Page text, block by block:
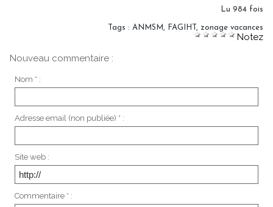
Lu 984 fois
Tags : ANMSM FAGIHT zonage vacances
Notez
Nouveau commentaire :
Nom * :
Adresse email (non publiée) * :
Site web :
Commentaire * :